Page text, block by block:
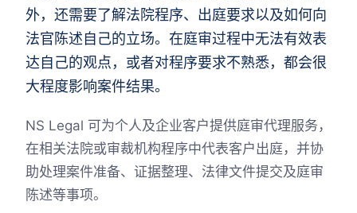
外，还需要了解法院程序、出庭要求以及如何向
法官陈述自己的立场。在庭审过程中无法有效表
达自己的观点，或者对程序要求不熟悉，都会很
大程度影响案件结果。
NS Legal 可为个人及企业客户提供庭审代理服务，
在相关法院或审裁机构程序中代表客户出庭，并协
助处理案件准备、证据整理、法律文件提交及庭审
陈述等事项。